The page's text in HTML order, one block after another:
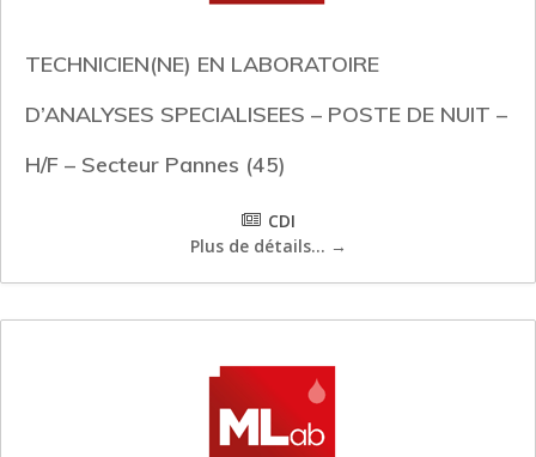
TECHNICIEN(NE) EN LABORATOIRE
D’ANALYSES SPECIALISEES – POSTE DE NUIT –
H/F – Secteur Pannes (45)
CDI
Plus de détails...